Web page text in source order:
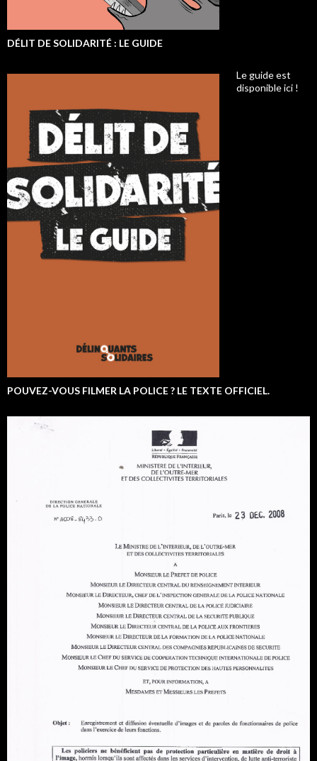
DÉLIT DE SOLIDARITÉ : LE GUIDE
Le guide est
disponible ici !
POUVEZ-VOUS FILMER LA POLICE ? LE TEXTE OFFICIEL.